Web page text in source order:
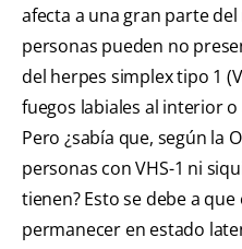
afecta a una gran parte
personas pueden no
del herpes simplex tipo 1
fuegos labiales al interior
Pero ¿sabía que, según la
personas con VHS-1 ni
tienen? Esto se debe a que
permanecer en estado